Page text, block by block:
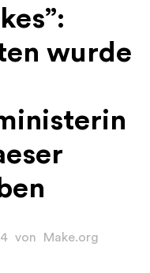
wurde
von Make.org